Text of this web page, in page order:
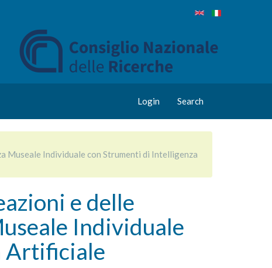
Login Search
Museale Individuale con Strumenti di Intelligenza
e delle
Individuale
Artificiale